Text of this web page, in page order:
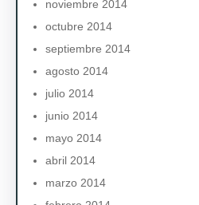
noviembre 2014
octubre 2014
septiembre 2014
agosto 2014
julio 2014
junio 2014
mayo 2014
abril 2014
marzo 2014